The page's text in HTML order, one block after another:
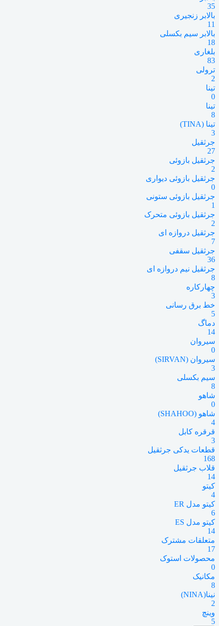
35
بالابر زنجیری
11
بالابر سیم بکسلی
18
بلغاری
83
ترولی
2
تینا
0
تینا
8
تینا (TINA)
3
جرثقیل
27
جرثقیل بازوئی
2
جرثقیل بازوئی دیواری
0
جرثقیل بازوئی ستونی
1
جرثقیل بازوئی متحرک
2
جرثقیل دروازه ای
7
جرثقیل سقفی
36
جرثقیل نیم دروازه ای
8
چهارکاره
3
خط برق رسانی
5
دماگ
14
سیروان
0
سیروان (SIRVAN)
3
سیم بکسلی
8
شاهو
0
شاهو (SHAHOO)
4
قرقره کابل
3
قطعات یدکی جرثقیل
168
قلاب جرثقیل
14
کیتو
4
کیتو مدل ER
6
کیتو مدل ES
14
متعلقات مشترک
17
محصولات استوک
0
مکانیک
8
نینا(NINA)
2
وینچ
5